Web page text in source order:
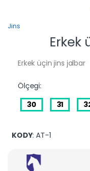
Jins
Erkek
Erkek üçin jins jalbar
Ölçegi:
30
31
KODY: AT-1